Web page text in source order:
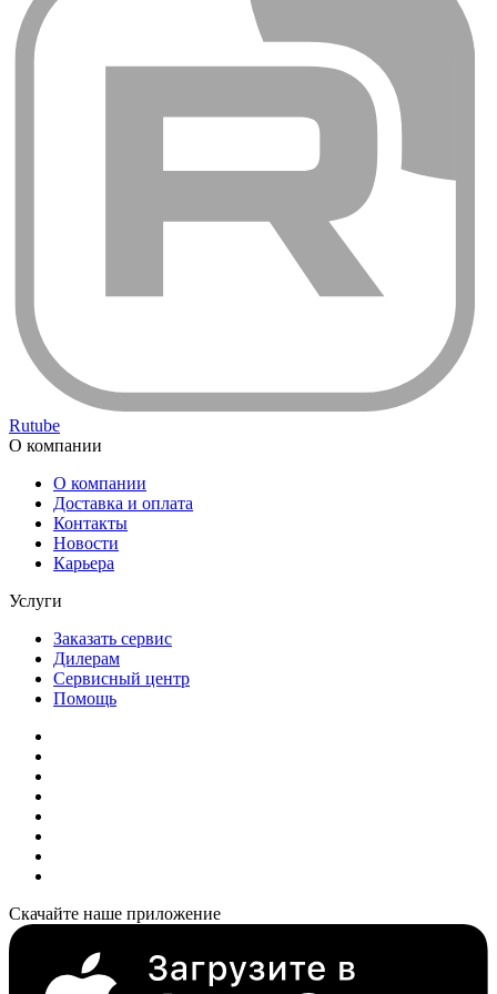
Rutube
О компании
О компании
Доставка и оплата
Контакты
Новости
Карьера
Услуги
Заказать сервис
Дилерам
Сервисный центр
Помощь
Скачайте наше приложение